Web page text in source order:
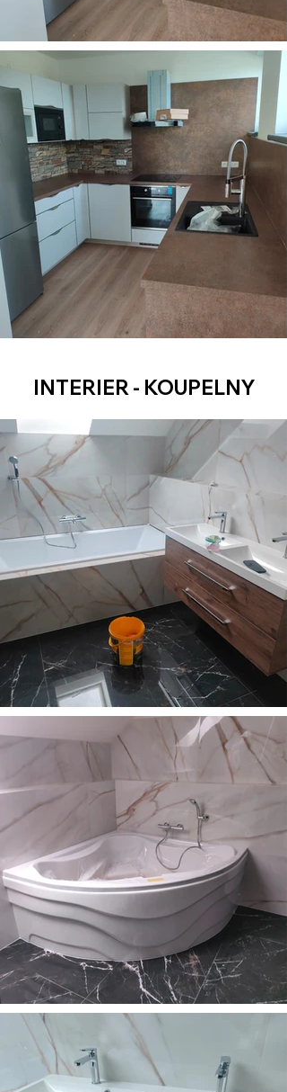
INTERIER - KOUPELNY